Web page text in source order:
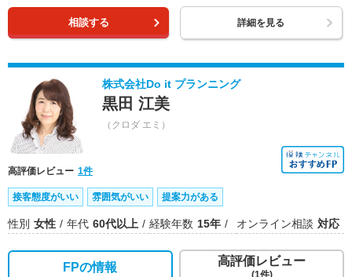
相談する 詳細を見る
株式会社Do it プランニング
黒田 江美
（クロダ エミ）
高評価レビュー 1件
接客態度がいい 雰囲気がいい 提案力がある
性別 女性 年代 60代以上 経験年数 15年 オンライン相談 対応
FPの情報 高評価レビュー
(1件)